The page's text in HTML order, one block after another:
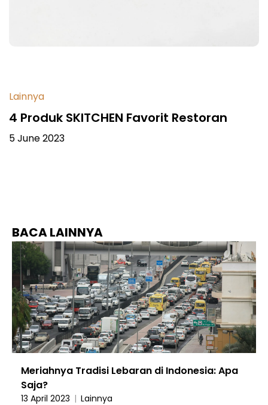
Lainnya
4 Produk SKITCHEN Favorit Restoran
5 June 2023
BACA LAINNYA
Meriahnya Tradisi Lebaran di Indonesia: Apa
Saja?
13 April 2023 | Lainnya